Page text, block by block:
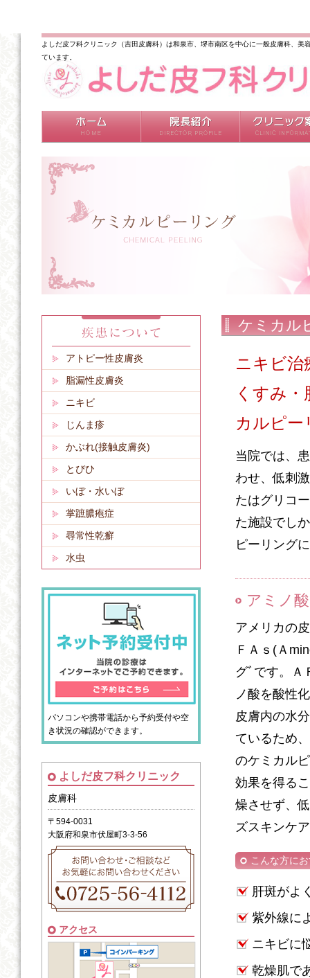
よしだ皮フ科クリニック（吉田皮膚科）は和泉市、堺市南区を中心に一般皮膚科、
ています。
ケミカル
ニキビ治
くすみ
カルピー
当院では、
わせ、低刺
たはグリコ
た施設でし
ピーリング
アミノ
アメリカの
ＦＡｓ(Ａ
グﾞです。Ａ
ノ酸を酸性
皮膚内の水
ているため
のケミカル
効果を得る
燥させず、
ズスキンケ
こんな方に
肝斑がよ
紫外線に
ニキビに
乾燥肌で
アトピー性皮膚炎
脂漏性皮膚炎
ニキビ
じんま疹
かぶれ(接触皮膚炎)
とびひ
いぼ・水いぼ
掌蹠膿疱症
尋常性乾癬
水虫
パソコンや携帯電話から予約受付や空
き状況の確認ができます。
よしだ皮フ科クリニック
皮膚科
〒594-0031
大阪府和泉市伏屋町3-3-56
アクセス